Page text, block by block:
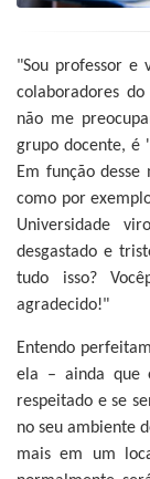
"Sou professor e
colaboradores
não me
grupo docente, é
Em função
como por
Universidade
desgastado e
tudo isso?
agradecido!"
Entendo
ela – ainda que
respeitado e se
no seu ambiente
mais em um